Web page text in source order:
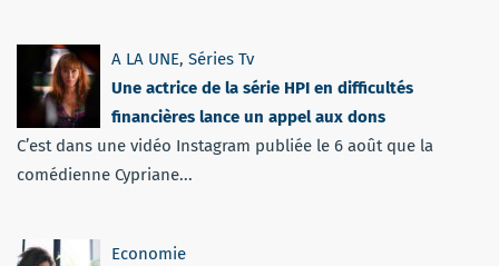
A LA UNE, Séries Tv
Une actrice de la série HPI en difficultés
financières lance un appel aux dons
C’est dans une vidéo Instagram publiée le 6 août que la
comédienne Cypriane...
Economie